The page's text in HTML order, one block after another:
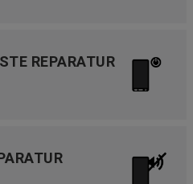
REPARATUR